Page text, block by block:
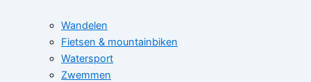
Wandelen
Fietsen & mountainbiken
Watersport
Zwemmen